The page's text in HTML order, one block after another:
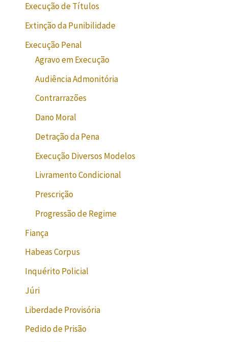
Execução de Títulos
Extinção da Punibilidade
Execução Penal
Agravo em Execução
Audiência Admonitória
Contrarrazões
Dano Moral
Detração da Pena
Execução Diversos Modelos
Livramento Condicional
Prescrição
Progressão de Regime
Fiança
Habeas Corpus
Inquérito Policial
Júri
Liberdade Provisória
Pedido de Prisão